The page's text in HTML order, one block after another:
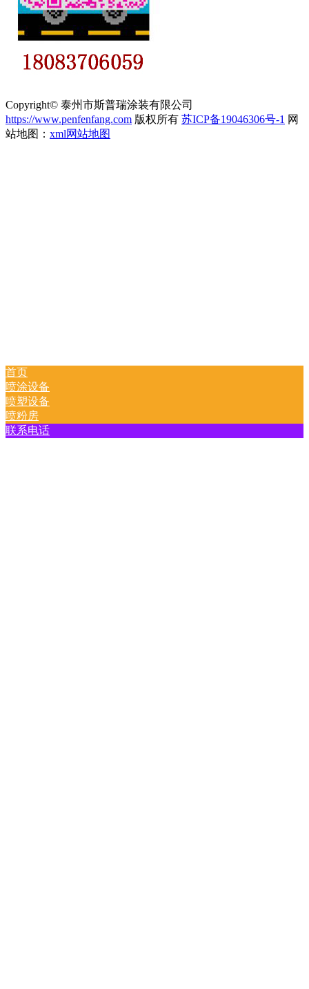
Copyright© 泰州市斯普瑞涂装有限公司
https://www.penfenfang.com 版权所有 苏ICP备19046306号-1 网
站地图： xml网站地图
首页
喷涂设备
喷塑设备
喷粉房
联系电话